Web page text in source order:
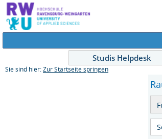
Studis Helpdesk
Sie sind hier: Zur Startseite springen